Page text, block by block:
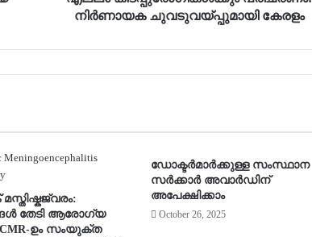
നിര്‍ണായക ചുവടുവയ്പ്പുമായി കേരളം
തേടി ആരോഗ്യ
ഉം സംയുക്ത
ഡോക്ടർമാർക്കുള്ള സംസ്ഥാന
സർക്കാർ അവാർഡിന്
അപേക്ഷിക്കാം
October 26, 2025